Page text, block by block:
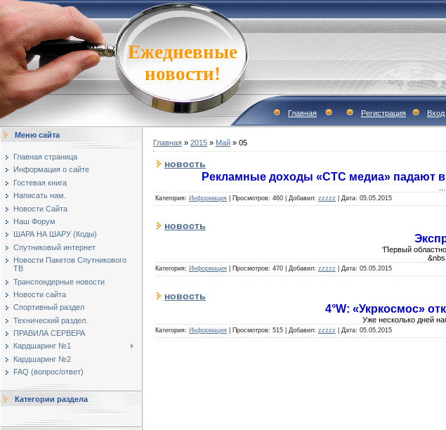
Ежедневные
новости!
Главная Регистрация Вход
Меню сайта
Главная страница
Информация о сайте
Гостевая книга
Написать нам.
Новости Сайта
Наш Форум
ШАРА НА ШАРУ (Коды)
Спутниковый интернет
Новости Пакетов Спутникового
ТВ
Транспондерные новости
Новости сайта
Спортивный раздел
Технический раздел.
ПРАВИЛА СЕРВЕРА
Кардшаринг №1
Кардшаринг №2
FAQ (вопрос/ответ)
Категории раздела
Главная » 2015 » Май » 05
новость
Рекламные доходы «СТС медиа» падают
Категория: Информация Просмотров: 460 Добавил: zzzzz Дата: 05.05.2015
новость
'Первый
&nbs
Категория: Информация Просмотров: 470 Добавил: zzzzz Дата: 05.05.2015
новость
4°W: «Укркосмос»
Уже несколько дней
Категория: Информация Просмотров: 515 Добавил: zzzzz Дата: 05.05.2015